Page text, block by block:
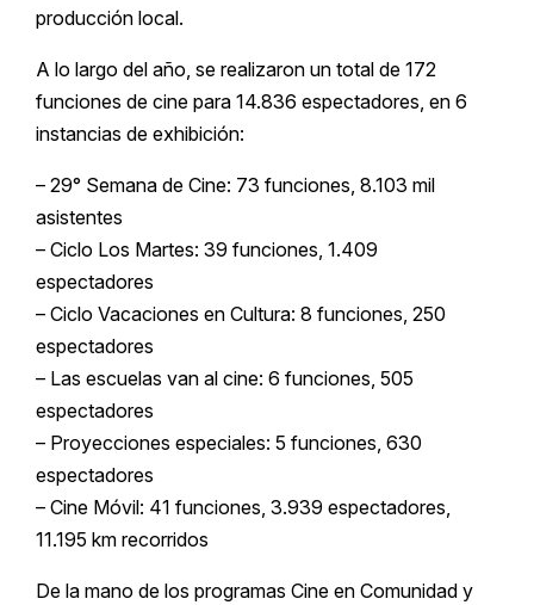
producción local.
A lo largo del año, se realizaron un total de 172
funciones de cine para 14.836 espectadores, en 6
instancias de exhibición:
– 29° Semana de Cine: 73 funciones, 8.103 mil
asistentes
– Ciclo Los Martes: 39 funciones, 1.409
espectadores
– Ciclo Vacaciones en Cultura: 8 funciones, 250
espectadores
– Las escuelas van al cine: 6 funciones, 505
espectadores
– Proyecciones especiales: 5 funciones, 630
espectadores
– Cine Móvil: 41 funciones, 3.939 espectadores,
11.195 km recorridos
De la mano de los programas Cine en Comunidad y